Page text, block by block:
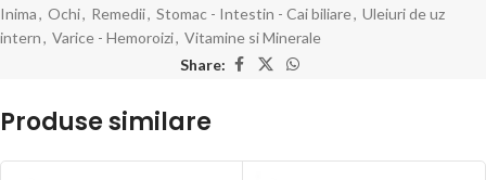
Inima, Ochi, Remedii, Stomac - Intestin - Cai biliare, Uleiuri de uz
intern, Varice - Hemoroizi, Vitamine si Minerale
Share:
Produse similare